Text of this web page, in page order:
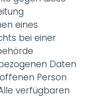
eines
bei einer
Daten
Person
verfügbaren